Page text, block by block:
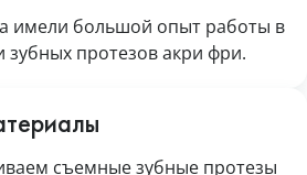
имели большой опыт работы в
зубных протезов акри фри.
съемные зубные протезы